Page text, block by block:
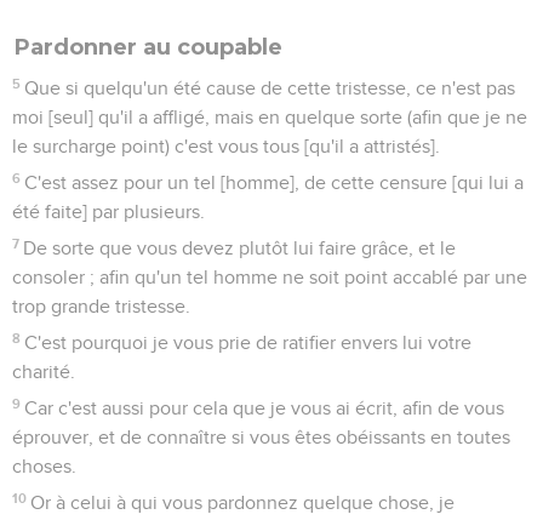
Pardonner au coupable
5 Que si quelqu'un été cause de cette tristesse, ce n'est pas
moi [seul] qu'il a affligé, mais en quelque sorte (afin que je ne
le surcharge point) c'est vous tous [qu'il a attristés].
6 C'est assez pour un tel [homme], de cette censure [qui lui a
été faite] par plusieurs.
7 De sorte que vous devez plutôt lui faire grâce, et le
consoler ; afin qu'un tel homme ne soit point accablé par une
trop grande tristesse.
8 C'est pourquoi je vous prie de ratifier envers lui votre
charité.
9 Car c'est aussi pour cela que je vous ai écrit, afin de vous
éprouver, et de connaître si vous êtes obéissants en toutes
choses.
10 Or à celui à qui vous pardonnez quelque chose, je